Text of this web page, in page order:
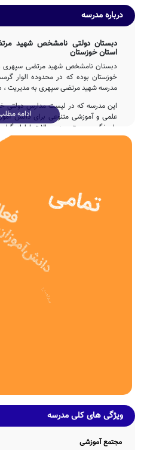
درباره مدرسه
دبستان دولتی نامشخص شهید
استان خوزستان
دبستان نامشخص شهید مرتضی سپهری
خوزستان بوده که در محدوده الوار
مدرسه شهید مرتضی سپهری به مدیریت ،
این مدرسه که در لیست مدارس دولتی
علمی و آموزشی متنوعی برای دانش
پاسخگویی مستمر به سوالات اولیاء
تلفن فراهم نموده است.
می باشد. همچنین مساحت محیط ورزشی
سپهری، به میزان 537
آموزشی مجموعاً 28 کلاس
آموزان در این مدرسه از نوع تک نفره می
آموزان و... می باشد.
همچنین در حال حاضر اطلاعاتی مبنی بر
خانه غذا، سالن غذاخوری، سالن
سالن آمفی تئاتر، اتاق بازی، کارگاه
در دسترس مدرسانه نمی باشد.
ادامه
ویژگی های کلی مدرسه
مجتمع آموزشی